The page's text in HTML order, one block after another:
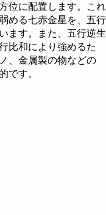
位に配置します。これ
める七赤金星を、五行
ます。また、五行逆生
比和により強めるた
、金属製の物などの
です。